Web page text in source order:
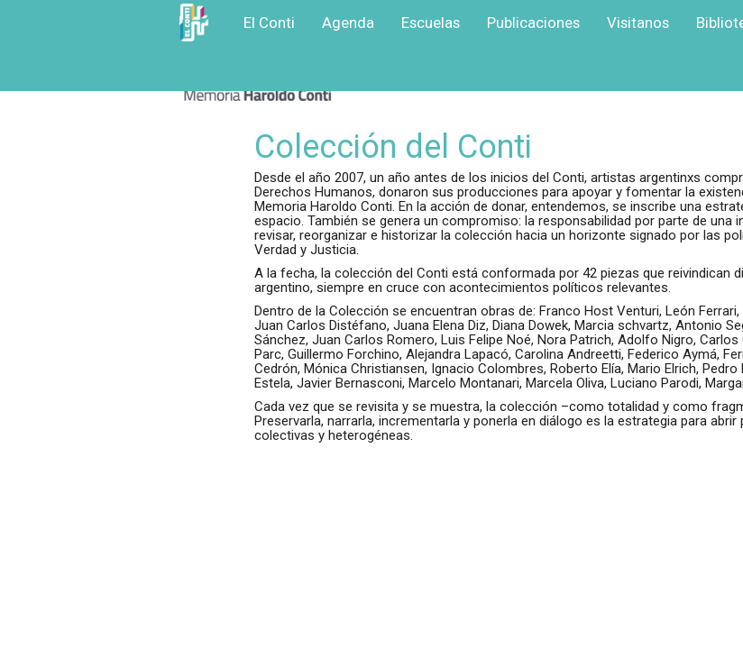
contenido
El Conti Agenda Escuelas Publicaciones Visitanos
Colección del Conti
Desde el año 2007, un año antes de los inicios del Conti, artistas argentinxs
Derechos Humanos, donaron sus producciones para apoyar y fomentar la
Memoria Haroldo Conti. En la acción de donar, entendemos, se inscribe una
espacio. También se genera un compromiso: la responsabilidad por parte de una
revisar, reorganizar e historizar la colección hacia un horizonte signado por las
Verdad y Justicia.
A la fecha, la colección del Conti está conformada por 42 piezas que reivindican
argentino, siempre en cruce con acontecimientos políticos relevantes.
Dentro de la Colección se encuentran obras de: Franco Host Venturi, León
Juan Carlos Distéfano, Juana Elena Diz, Diana Dowek, Marcia schvartz, Antonio
Sánchez, Juan Carlos Romero, Luis Felipe Noé, Nora Patrich, Adolfo Nigro,
Parc, Guillermo Forchino, Alejandra Lapacó, Carolina Andreetti, Federico Aymá,
Cedrón, Mónica Christiansen, Ignacio Colombres, Roberto Elía, Mario Elrich,
Estela, Javier Bernasconi, Marcelo Montanari, Marcela Oliva, Luciano Parodi,
Cada vez que se revisita y se muestra, la colección –como totalidad y como
Preservarla, narrarla, incrementarla y ponerla en diálogo es la estrategia para
colectivas y heterogéneas.